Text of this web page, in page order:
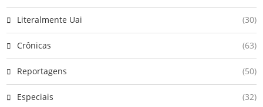
Literalmente Uai (30)
Crônicas (63)
Reportagens (50)
Especiais (32)